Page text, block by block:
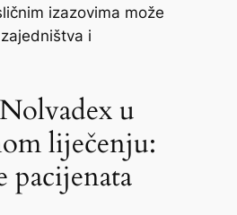
izazovima može
i
u
liječenju:
pacijenata